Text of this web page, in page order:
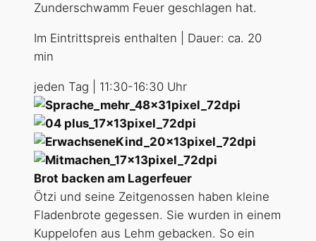
Zunderschwamm Feuer geschlagen hat.
Im Eintrittspreis enthalten | Dauer: ca. 20
min
jeden Tag | 11:30-16:30 Uhr
Brot backen am Lagerfeuer
Ötzi und seine Zeitgenossen haben kleine
Fladenbrote gegessen. Sie wurden in einem
Kuppelofen aus Lehm gebacken. So ein